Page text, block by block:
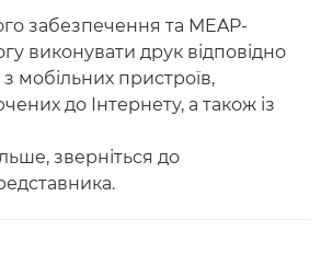
забезпечення та MEAP-
виконувати друк відповідно
мобільних пристроїв,
до Інтернету, а також із
зверніться до